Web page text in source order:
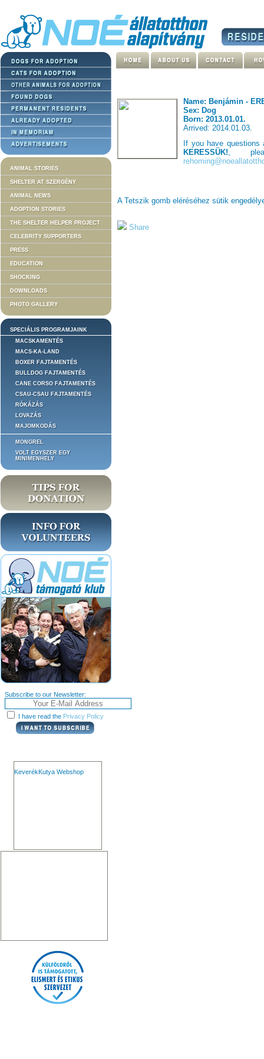
ANIMAL STORIES
SHELTER AT SZERGÉNY
ANIMAL NEWS
ADOPTION STORIES
THE SHELTER HELPER PROJECT
CELEBRITY SUPPORTERS
PRESS
EDUCATION
SHOCKING
DOWNLOADS
PHOTO GALLERY
SPECIÁLIS PROGRAMJAINK
MACSKAMENTÉS
MACS-KA-LAND
BOXER FAJTAMENTÉS
BULLDOG FAJTAMENTÉS
CANE CORSO FAJTAMENTÉS
CSAU-CSAU FAJTAMENTÉS
RÓKÁZÁS
LOVAZÁS
MAJOMKODÁS
MONGREL
VOLT EGYSZER EGY
MINIMENHELY
Subscribe to our Newsletter:
I have read the Privacy Policy
KeverékKutya Webshop
Name: Benjámin -
Sex: Dog
Born: 2013.01.01.
Arrived: 2014.01.03.
If you have
KERESSÜK!,
A Tetszik gomb eléréséhez sütik
Share